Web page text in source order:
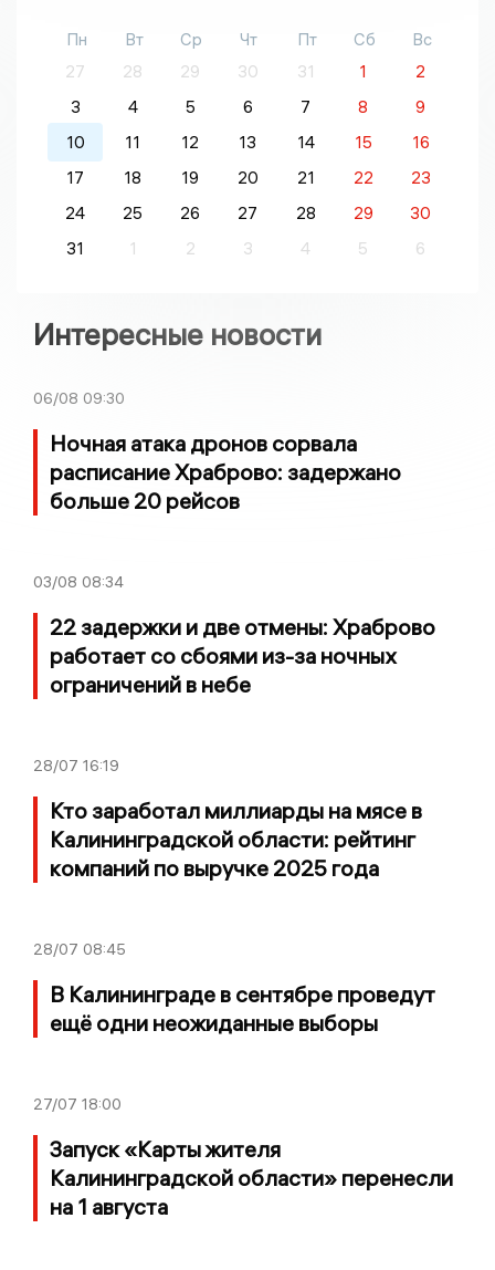
Пн Вт Ср Чт Пт Сб
Вс
27
28 29 30 31 1
2
3
4 5 6 7 8
9
10
11 12 13 14 15
16
17
18 19 20 21 22
23
24
25 26 27 28 29
30
31
1 2 3 4 5 6
Интересные новости
06/08 09:30
Ночная атака дронов сорвала
расписание Храброво: задержано
больше 20 рейсов
03/08 08:34
22 задержки и две отмены: Храброво
работает со сбоями из-за ночных
ограничений в небе
28/07 16:19
Кто заработал миллиарды на мясе в
Калининградской области: рейтинг
компаний по выручке 2025 года
28/07 08:45
В Калининграде в сентябре проведут
ещё одни неожиданные выборы
27/07 18:00
Запуск «Карты жителя
Калининградской области» перенесли
на 1 августа